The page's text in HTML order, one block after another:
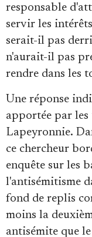
responsable
servir les
serait-il pas
n'aurait-il pas
rendre dans les
Une réponse
apportée par
Lapeyronnie.
ce chercheur
enquête sur les
l'antisémitisme
fond de replis
moins la
antisémite que